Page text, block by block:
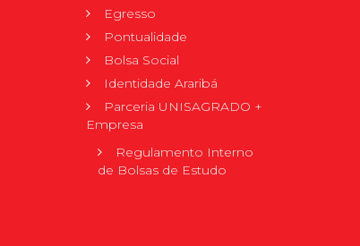
Egresso
Pontualidade
Bolsa Social
Identidade Araribá
Parceria UNISAGRADO +
Empresa
Regulamento Interno
de Bolsas de Estudo